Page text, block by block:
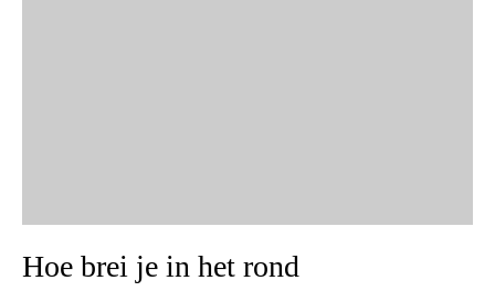
Hoe brei je in het rond